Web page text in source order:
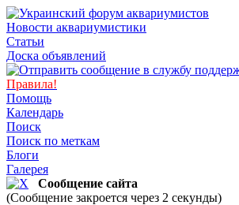
Новости аквариумистики
Статьи
Доска объявлений
Правила!
Помощь
Календарь
Поиск
Поиск по меткам
Блоги
Галерея
Сообщение сайта
(Сообщение закроется через 2 секунды)